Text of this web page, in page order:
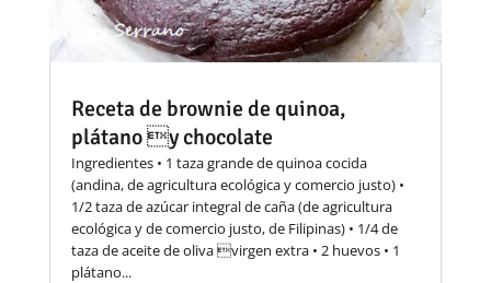
Receta de brownie de quinoa,
plátano y chocolate
Ingredientes • 1 taza grande de quinoa cocida
(andina, de agricultura ecológica y comercio justo) •
1/2 taza de azúcar integral de caña (de agricultura
ecológica y de comercio justo, de Filipinas) • 1/4 de
taza de aceite de oliva virgen extra • 2 huevos • 1
plátano...